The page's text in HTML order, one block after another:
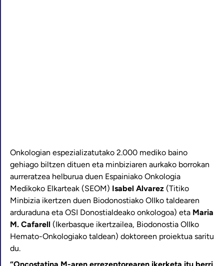
Onkologian espezializatutako 2.000 mediko baino
gehiago biltzen dituen eta minbiziaren aurkako borrokan
aurreratzea helburua duen Espainiako Onkologia
Medikoko Elkarteak (SEOM) Isabel Alvarez (Titiko
Minbizia ikertzen duen Biodonostiako OIIko taldearen
arduraduna eta OSI Donostialdeako onkologoa) eta Maria
M. Cafarell (Ikerbasque ikertzailea, Biodonostia OIIko
Hemato-Onkologiako taldean) doktoreen proiektua saritu
du.